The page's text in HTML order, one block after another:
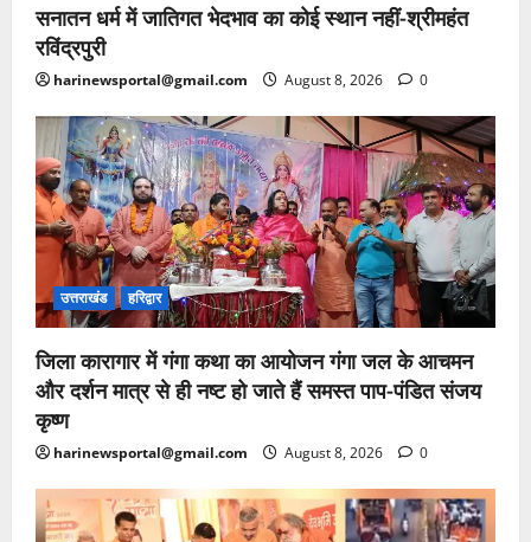
सनातन धर्म में जातिगत भेदभाव का कोई स्थान नहीं-श्रीमहंत
रविंद्रपुरी
harinewsportal@gmail.com August 8, 2026 0
उत्तराखंड हरिद्वार
जिला कारागार में गंगा कथा का आयोजन गंगा जल के आचमन
और दर्शन मात्र से ही नष्ट हो जाते हैं समस्त पाप-पंडित संजय
कृष्ण
harinewsportal@gmail.com August 8, 2026 0